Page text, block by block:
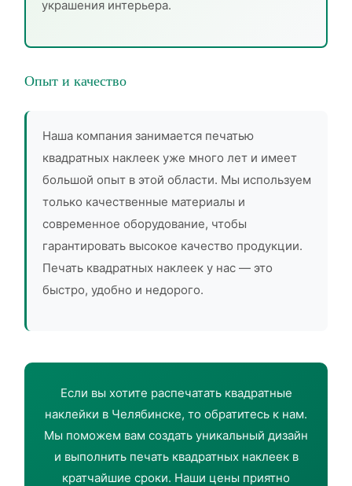
украшения интерьера.
Опыт и качество
Наша компания занимается печатью
квадратных наклеек уже много лет и имеет
большой опыт в этой области. Мы используем
только качественные материалы и
современное оборудование, чтобы
гарантировать высокое качество продукции.
Печать квадратных наклеек у нас — это
быстро, удобно и недорого.
Если вы хотите распечатать квадратные
наклейки в Челябинске, то обратитесь к нам.
Мы поможем вам создать уникальный дизайн
и выполнить печать квадратных наклеек в
кратчайшие сроки. Наши цены приятно